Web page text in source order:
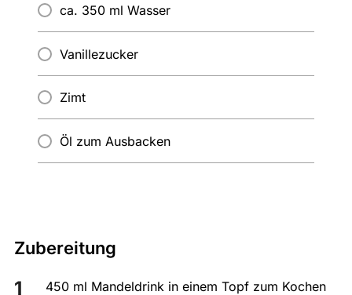
ca. 350 ml Wasser
Vanillezucker
Zimt
Öl zum Ausbacken
Zubereitung
450 ml Mandeldrink in einem Topf zum Kochen